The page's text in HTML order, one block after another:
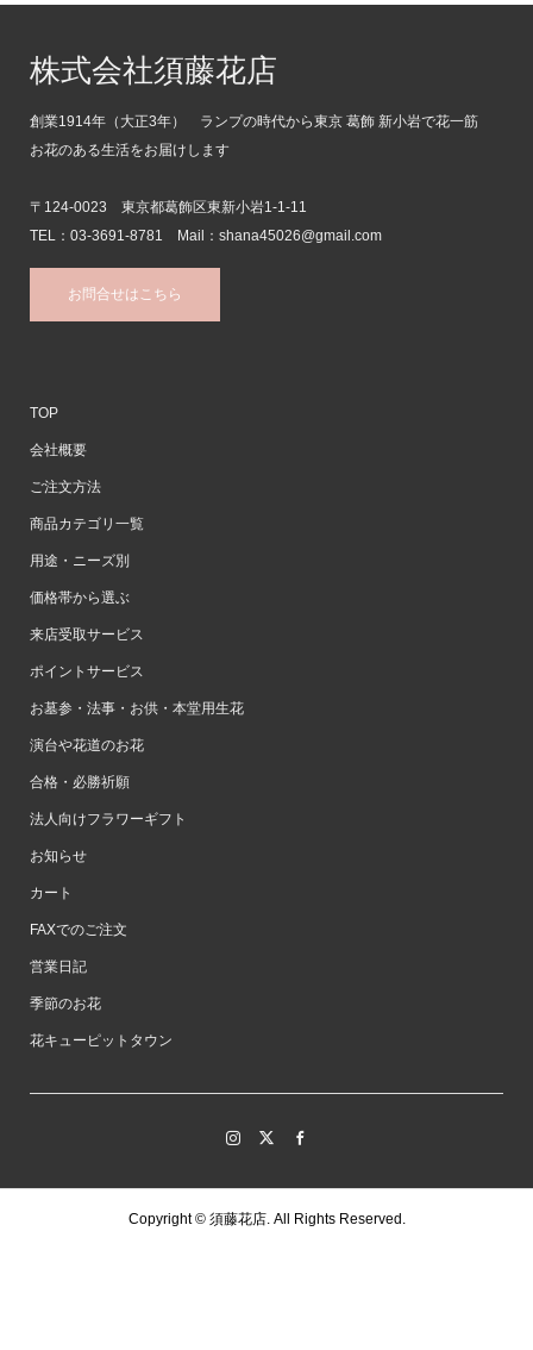
株式会社須藤花店
TOP
会社概要
ご注文方法
商品カテゴリ一覧
用途・ニーズ別
価格帯から選ぶ
来店受取サービス
ポイントサービス
お墓参・法事・お供・本堂用生花
演台や花道のお花
合格・必勝祈願
法人向けフラワーギフト
お知らせ
カート
FAXでのご注文
営業日記
季節のお花